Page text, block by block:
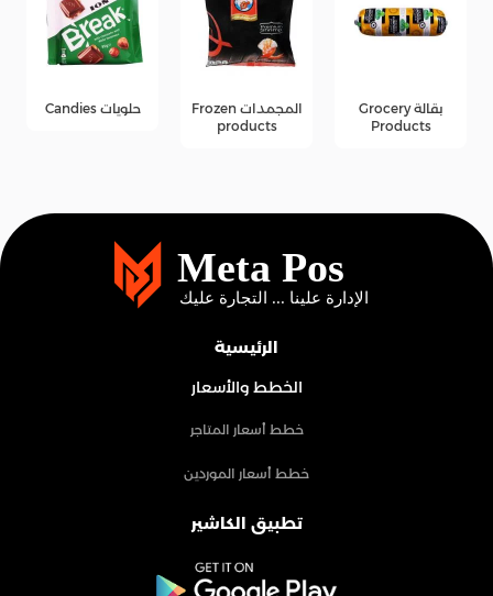
بقالة Grocery
Products
المجمدات Frozen
products
حلويات Candies
الرئيسية
الخطط والأسعار
خطط أسعار المتاجر
خطط أسعار الموردين
تطبيق الكاشير